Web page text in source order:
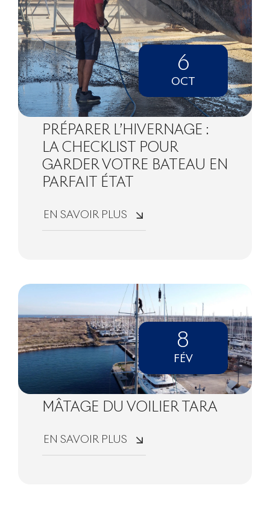
6
OCT
PRÉPARER L’HIVERNAGE :
LA CHECKLIST POUR
GARDER VOTRE BATEAU EN
PARFAIT ÉTAT
EN SAVOIR PLUS
8
FÉV
MÂTAGE DU VOILIER TARA
EN SAVOIR PLUS